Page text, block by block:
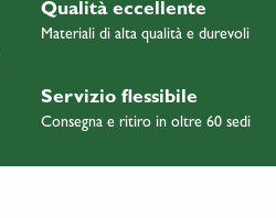
Qualità eccellente
Materiali di alta qualità e durevoli
Servizio flessibile
Consegna e ritiro in oltre 60 sedi